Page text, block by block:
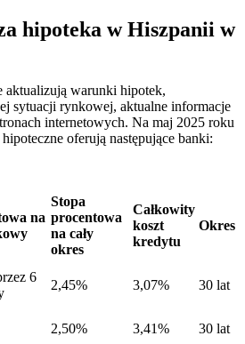
hipoteka w Hiszpanii w
aktualizują warunki hipotek,
sytuacji rynkowej, aktualne informacje
internetowych. Na maj 2025 roku
oferują następujące banki:
na
Stopa
procentowa
na cały
okres
Całkowity
koszt
kredytu
Okres
6
2,45% 3,07% 30 lat
2,50% 3,41% 30 lat